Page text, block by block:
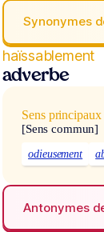
Synonymes
haïssablement
adverbe
Sens principaux
[Sens commun]
odieusement
Antonymes